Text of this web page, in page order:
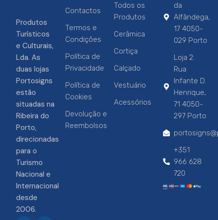
Produtos
Turísticos
e Culturais,
Lda. As
duas lojas
Portosigns
estão
situadas na
Ribeira do
Porto,
direcionadas
para o
Turismo
Nacional e
Internacional
desde
2006.
Contactos
Termos e
Condições
Política de
Privacidade
Política de
Cookies
Devolução e
Reembolsos
Todos os
Produtos
Cerâmica
Cortiça
Calçado
Vestuário
Acessórios
da
Alfândega,
17 4050-
029 Porto
Loja 2:
Rua
Infante D.
Henrique,
71 4050-
297 Porto
+351
966 628
720